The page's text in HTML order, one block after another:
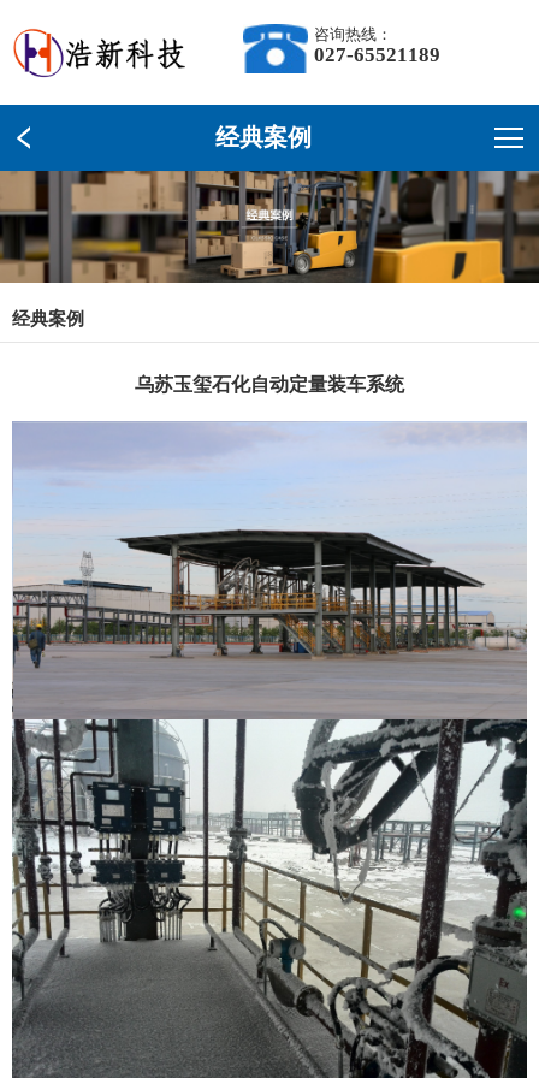
咨询热线：
027-65521189
经典案例
经典案例
乌苏玉玺石化自动定量装车系统